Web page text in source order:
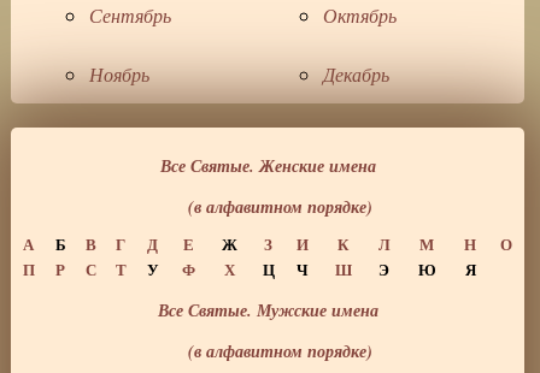
Сентябрь Октябрь
Ноябрь Декабрь
Все Святые. Женские имена
(в алфавитном порядке)
А Б В Г Д Е Ж З И К Л М Н
О
П
Р С Т У Ф Х Ц Ч Ш Э Ю Я
Все Святые. Мужские имена
(в алфавитном порядке)